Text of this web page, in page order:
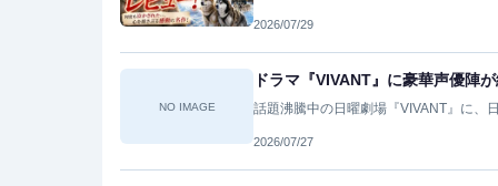
2026/07/29
NO IMAGE
ドラマ『VIVANT』に豪華声優陣
話題沸騰中の日曜劇場『VIVANT』に
2026/07/27